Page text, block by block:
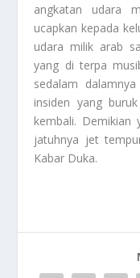
angkatan udara
ucapkan kepada
udara milik arab
yang di terpa
sedalam
insiden yang
kembali. Demikian
jatuhnya jet
Kabar Duka.